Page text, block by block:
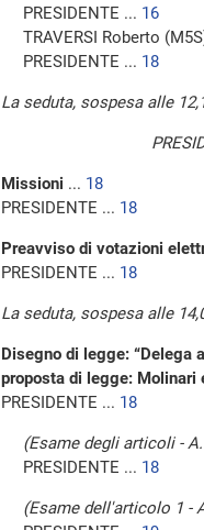
PRESIDENTE ... 16
TRAVERSI Roberto
PRESIDENTE ... 18
La seduta, sospesa alle
Missioni ... 18
PRESIDENTE ... 18
Preavviso di votazioni
PRESIDENTE ... 18
La seduta, sospesa alle
Disegno di legge: “Delega
proposta di legge: Molinari
PRESIDENTE ... 18
(Esame degli articoli -
PRESIDENTE ... 18
(Esame dell'articolo 1 -